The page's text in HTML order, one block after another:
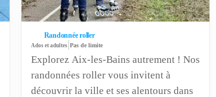
Randonnée roller
Ados et adultes|Pas de limite
Explorez Aix-les-Bains autrement ! Nos
randonnées roller vous invitent à
découvrir la ville et ses alentours dans